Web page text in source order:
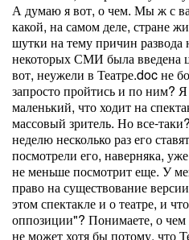
А думаю я вот, о чем. Мы ж с
какой, на самом деле, стране
шутки на тему причин
некоторых СМИ была введена
вот, неужели в Театре.doc не
запросто пройтись и по ним?
маленький, что ходит на
массовый зритель. Но все-
неделю несколько раз его
посмотрели его, наверняка,
не меньше посмотрит еще. У
право на существование
этом спектакле и о театре, и
оппозиции"? Понимаете, о чем
не может хотя бы потому, что